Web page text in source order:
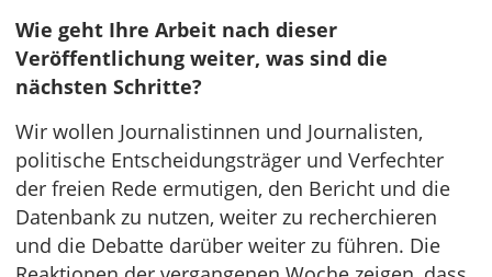
Wie geht Ihre Arbeit nach dieser
Veröffentlichung weiter, was sind die
nächsten Schritte?
Wir wollen Journalistinnen und Journalisten,
politische Entscheidungsträger und Verfechter
der freien Rede ermutigen, den Bericht und die
Datenbank zu nutzen, weiter zu recherchieren
und die Debatte darüber weiter zu führen. Die